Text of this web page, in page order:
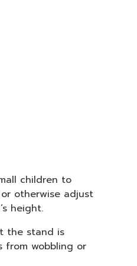
children to
otherwise adjust
height.
the stand is
from wobbling or